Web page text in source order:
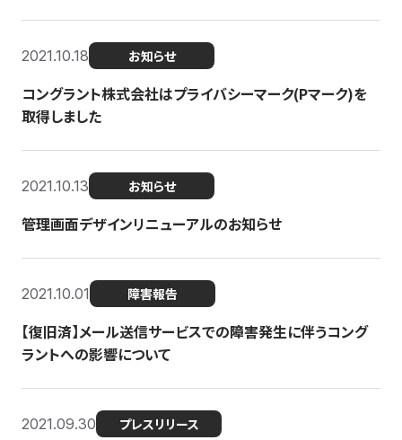
2021.10.18 お知らせ
コングラント株式会社はプライバシーマーク(Pマーク)を
取得しました
2021.10.13 お知らせ
管理画面デザインリニューアルのお知らせ
2021.10.01 障害報告
【復旧済】メール送信サービスでの障害発生に伴うコング
ラントへの影響について
2021.09.30 プレスリリース